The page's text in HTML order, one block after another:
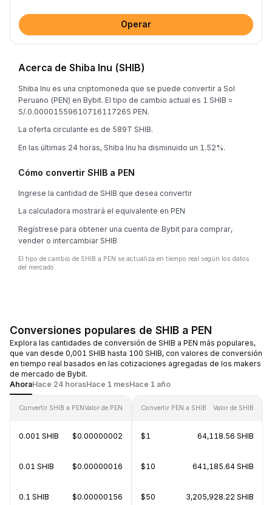
Operar
Acerca de Shiba Inu (SHIB)
Shiba Inu es una criptomoneda que se puede convertir a Sol
Peruano (PEN) en Bybit. El tipo de cambio actual es 1 SHIB =
S/.0.00001559610716117265 PEN.
La oferta circulante es de 589T SHIB.
En las últimas 24 horas, Shiba Inu ha disminuido un 1.52%.
Cómo convertir SHIB a PEN
Ingrese la cantidad de SHIB que desea convertir
La calculadora mostrará el equivalente en PEN
Regístrese para obtener una cuenta de Bybit para comprar,
vender o intercambiar SHIB
El tipo de cambio de SHIB a PEN se actualiza en tiempo real según los datos
del mercado.
Conversiones populares de SHIB a PEN
Explora las cantidades de conversión de SHIB a PEN más populares,
que van desde 0,001 SHIB hasta 100 SHIB, con valores de conversión
en tiempo real basados en las cotizaciones agregadas de los makers
de mercado de Bybit.
AhoraHace 24 horasHace 1 mesHace 1 año
Convertir SHIB a PENValor de PEN
0.001 SHIB $0.00000002
0.01 SHIB $0.00000016
0.1 SHIB $0.00000156
Convertir PEN a SHIB Valor de SHIB
$1 64,118.56 SHIB
$10 641,185.64 SHIB
$50 3,205,928.22 SHIB